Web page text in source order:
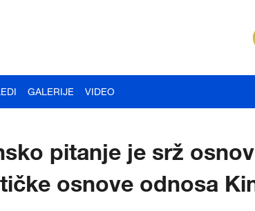
GALERIJE VIDEO
pitanje je srž
osnove odnosa